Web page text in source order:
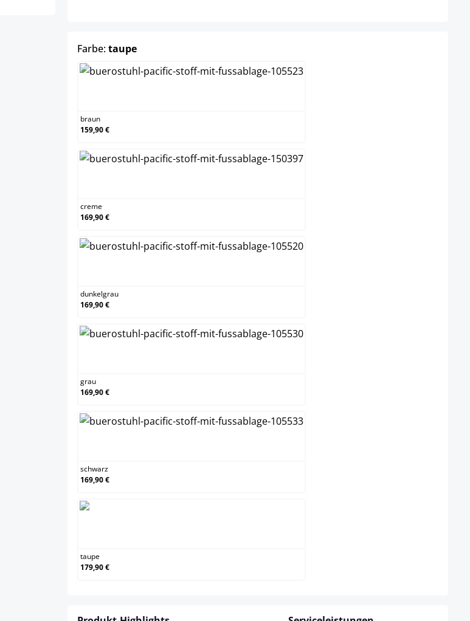
Farbe:taupeauswählen
braun
159,90 €
creme
169,90 €
dunkelgrau
169,90 €
grau
169,90 €
schwarz
169,90 €
taupe
179,90 €